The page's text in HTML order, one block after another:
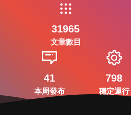
31965
文章數目
41
本周發布
798
穩定運行